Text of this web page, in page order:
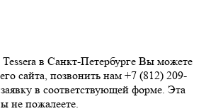
в Санкт-Петербурге Вы можете
сайта, позвонить нам +7 (812) 209-
заявку в соответствующей форме. Эта
не пожалеете.